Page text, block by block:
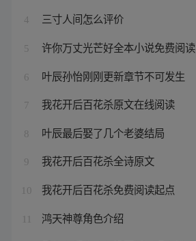
4 三寸人间怎么评价
5 许你万丈光芒好全本小说免费阅读
6 叶辰孙怡刚刚更新章节不可发生
7 我花开后百花杀原文在线阅读
8 叶辰最后娶了几个老婆结局
9 我花开后百花杀全诗原文
10 我花开后百花杀免费阅读起点
鸿天神尊角色介绍